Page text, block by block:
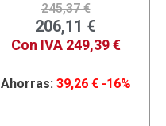
245,37€
206,11 €
Con IVA 249,39€
Ahorras: 39,26 € -16%